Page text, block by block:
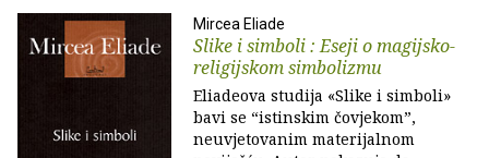
Mircea Eliade
Slike i simboli : Eseji o magijsko-
religijskom simbolizmu
Eliadeova studija «Slike i simboli»
bavi se “istinskim čovjekom”,
neuvjetovanim materijalnom